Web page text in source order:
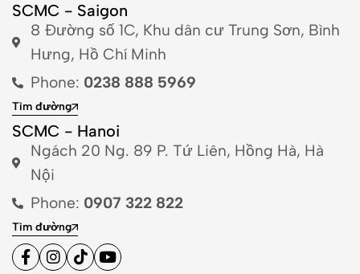
SCMC - Saigon
8 Đường số 1C, Khu dân cư Trung Sơn, Bình
Hưng, Hồ Chí Minh
Phone: 0238 888 5969
Tìm đường
SCMC - Hanoi
Ngách 20 Ng. 89 P. Tứ Liên, Hồng Hà, Hà
Nội
Phone: 0907 322 822
Tìm đường